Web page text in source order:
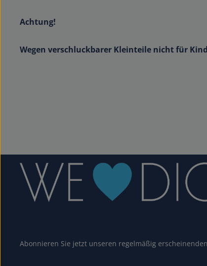
Achtung!
Wegen verschluckbarer Kleinteile nicht für
Abonnieren Sie jetzt unseren regelmäßig